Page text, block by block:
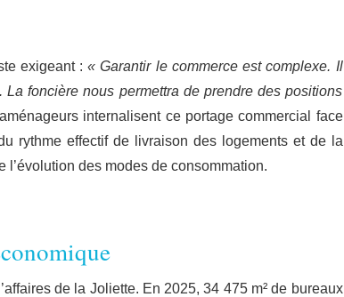
exigeant :« Garantir le commerce est complexe. Il
foncière nous permettra de prendre des positions
internalisent ce portage commercial face
rythme effectif de livraison des logements et de la
des modes de consommation.
de la Joliette. En 2025, 34 475 m² de bureaux